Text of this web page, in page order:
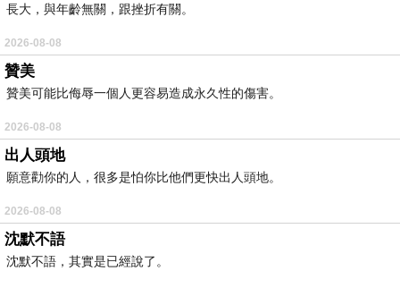
長大，與年齡無關，跟挫折有關。
2026-08-08
贊美
贊美可能比侮辱一個人更容易造成永久性的傷害。
2026-08-08
出人頭地
願意勸你的人，很多是怕你比他們更快出人頭地。
2026-08-08
沈默不語
沈默不語，其實是已經說了。